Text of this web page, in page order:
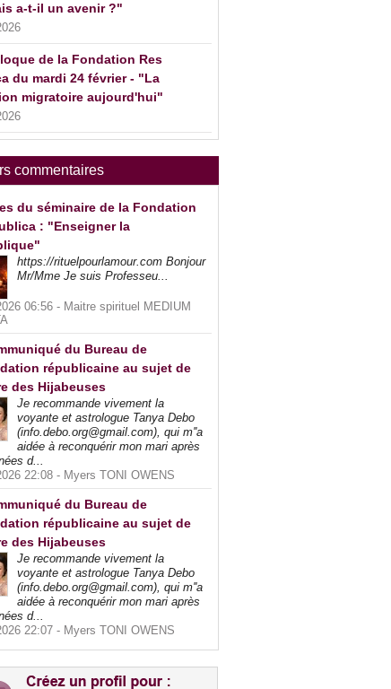
a-t-il un avenir ?"
de la Fondation Res
du mardi 24 février - "La
migratoire aujourd'hui"
commentaires
du séminaire de la Fondation
: "Enseigner la
https://rituelpourlamour.com Bonjour
Mr/Mme Je suis Professeu...
06:56 - Maitre spirituel MEDIUM
du Bureau de
républicaine au sujet de
des Hijabeuses
Je recommande vivement la
voyante et astrologue Tanya Debo
(info.debo.org@gmail.com), qui m''a
aidée à reconquérir mon mari après
d...
22:08 - Myers TONI OWENS
du Bureau de
républicaine au sujet de
des Hijabeuses
Je recommande vivement la
voyante et astrologue Tanya Debo
(info.debo.org@gmail.com), qui m''a
aidée à reconquérir mon mari après
d...
22:07 - Myers TONI OWENS